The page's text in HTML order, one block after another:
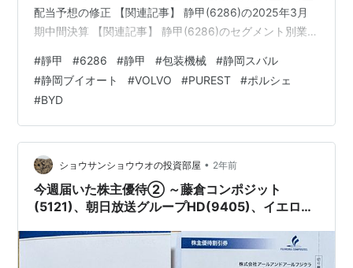
配当予想の修正 【関連記事】 静甲(6286)の2025年3月
期中間決算 【関連記事】 静甲(6286)のセグメント別業績
不動産賃貸事業 静甲(6286)の株主優待 【関連記事】 ブ
ログをご覧頂き、ありがとうございます。
shousanshouuoは、 中小型バリュー株偏重長期投資スタ
ンスの兼業投資家です。 静甲(6286)という企業をご存知
でしょうか？ 静岡に拠点…
#靜甲 #6286 #静甲 #包装機械 #静岡スバル
#静岡ブイオート #VOLVO #PUREST #ポルシェ
#BYD
ショウサンショウウオの投資部屋 • 2年前
今週届いた株主優待② ～藤倉コンポジット
(5121)、朝日放送グループHD(9405)、イエロー
(7752)～